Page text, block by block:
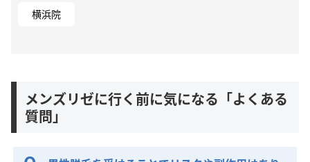
横浜院
メンズリゼに行く前に気になる「よくある
質問」